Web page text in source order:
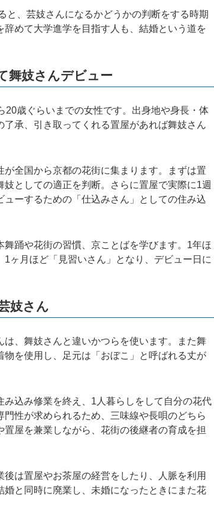
、芸妓さんになるかどうかの判断をする時期
めて大学進学を目指す人も、結婚という道を
舞妓さんデビュー
歳ぐらいまでの女性です。出身地や身長・体
承、引き取ってくれる置屋があれば舞妓さん
全国から京都の花街に集まります。まずは置
としての適正を判断。さらに置屋で実際に1週
ーするための「仕込みさん」としての住み込
踊や花街の習慣、京ことばを学びます。1年ほ
ヶ月ほど「見習いさん」となり、デビュー日に
妓さん
、舞妓さんと違いかつらを使います。また舞
を使用し、足元は「おぼこ」と呼ばれる丈が
込み修業を終え、1人暮らしをして自分の花代
門性が求められるため、三味線や長唄のどちら
屋を兼業しながら、花街の後継者の育成を担
は置屋やお茶屋の経営をしたり、人脈を利用
と同時に廃業し、未婚になったときにまた花